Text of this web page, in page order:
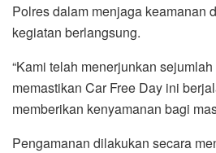
Polres dalam menjaga keamanan
kegiatan berlangsung.
“Kami telah menerjunkan
memastikan Car Free Day ini
memberikan kenyamanan bagi
Pengamanan dilakukan secara